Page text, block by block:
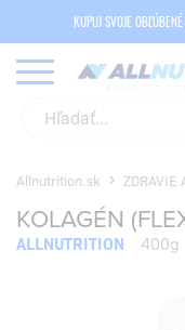
KUPUJ SVOJE
Allnutrition.sk ZDRAVIE
KOLAGÉN
ALLNUTRITION 400g